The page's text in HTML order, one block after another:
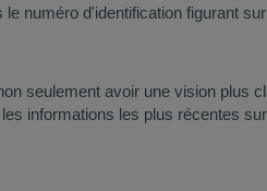
le numéro d'identification figurant
seulement avoir une vision plus
informations les plus récentes